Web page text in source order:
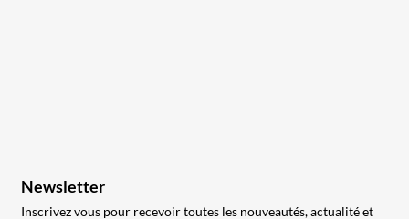
Newsletter
Inscrivez vous pour recevoir toutes les nouveautés, actualité et